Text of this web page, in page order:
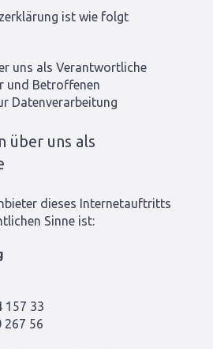
ist wie folgt
uns als Verantwortliche
und Betroffenen
Datenverarbeitung
über uns als
dieses Internetauftritts
Sinne ist:
33
267 56